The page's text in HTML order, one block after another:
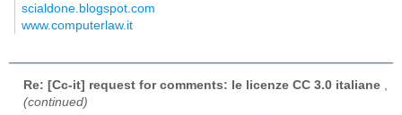
scialdone.blogspot.com
www.computerlaw.it
Re: [Cc-it] request for comments: le licenze CC 3.0 italiane
(continued)